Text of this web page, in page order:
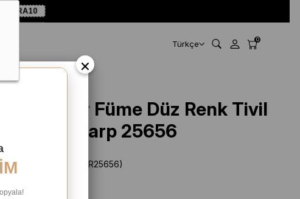
SEYRA10
Türkçe 0
Levidor Füme Düz Renk Tivil
İpek Eşarp 25656
(SYR25656)
×